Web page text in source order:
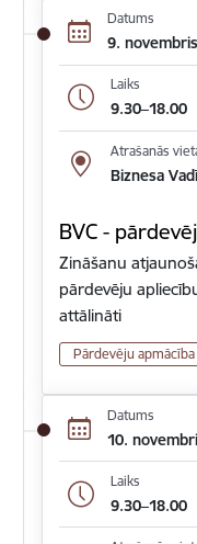
Datums
9.
Laiks
9.30–18.00
Atrašanās
Biznesa
BVC -
Zināšanu
pārdevēju
attālināti
Pārdevēju apmācība
Datums
10.
Laiks
9.30–18.00